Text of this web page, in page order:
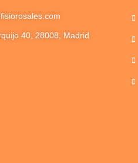
40, 28008, Madrid